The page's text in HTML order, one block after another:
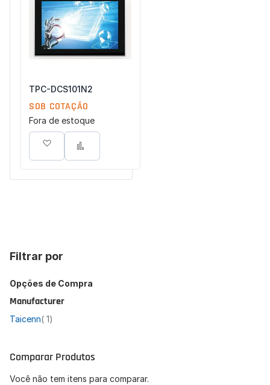
TPC-DCS101N2
SOB COTAÇÃO
Fora de estoque
Adicionar para Comparar
Filtrar por
Opções de Compra
Manufacturer
Taicenn 1artigo
Comparar Produtos
Você não tem itens para comparar.
Concordo com a